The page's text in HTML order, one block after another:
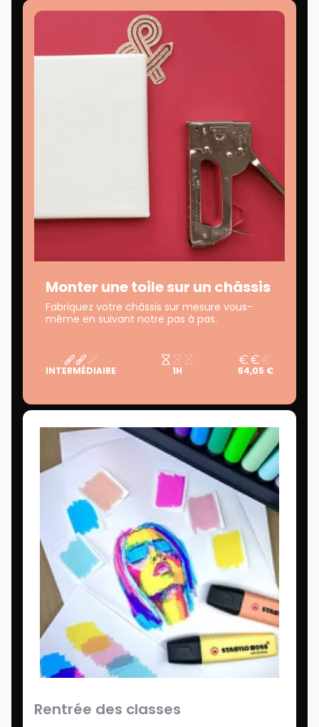
Monter une toile sur un châssis
Fabriquez votre châssis sur mesure vous-
même en suivant notre pas à pas.
INTERMÉDIAIRE 1H 54,05 €
Rentrée des classes